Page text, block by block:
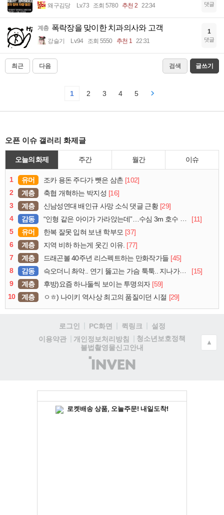
왜구김당 Lv.73 조회 5780 추천 2 22:34 댓글
계층 폭락장을 맞이한 치과의사와 고객
강슬기 Lv.94 조회 5550 추천 1 22:31
1
댓글
최근 다음 검색 글쓰기
1 2 3 4 5
오픈 이슈 갤러리 화제글
오늘의 화제 주간 월간 이슈
1 유머 조카 용돈 주다가 뺏은 삼촌 [102]
2
계층 축협 개혁하는 박지성 [16]
3
계층 신남성연대 배인규 사망 소식 댓글 근황 [29]
4
감동 “인형 같은 아이가 가라앉는데”…수심 3m 호수 뛰어든 60대 의인
[11]
5
유머 한복 잘못 입혀 보낸 학부모 [37]
6
계층 지역 비하 하는게 웃긴 이유. [77]
7
계층 드래곤볼 40주년 리스펙트하는 만화작가들 [45]
8
감동 슥오더니 촤악.. 연기 뚫고는 가슴 툭툭.. 지나가던 아재의 정체
[15]
9
계층 후방)요즘 하나둘씩 보이는 투명의자 [59]
10
계층 ㅇㅎ) 나이키 역사상 최고의 품질이던 시절 [29]
로그인 PC화면 퀵링크
설정
이용약관
개인정보처리방침
청소년보호정책
불법촬영물신고안내
(주)
인
▲